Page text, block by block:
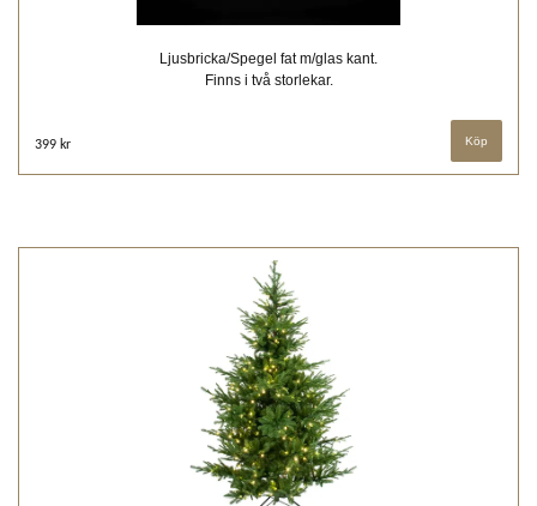
Ljusbricka/Spegel fat m/glas kant.
Finns i två storlekar.
399 kr Köp